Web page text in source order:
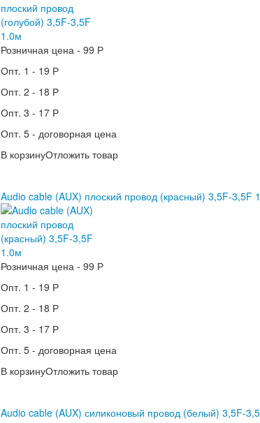
Розничная цена - 99 Р
Опт. 1 - 19 Р
Опт. 2 - 18 Р
Опт. 3 - 17 Р
Опт. 5 - договорная цена
В корзинуОтложить товар
Audio cable (AUX) плоский провод (красный) 3,5F-3,5F
Розничная цена - 99 Р
Опт. 1 - 19 Р
Опт. 2 - 18 Р
Опт. 3 - 17 Р
Опт. 5 - договорная цена
В корзинуОтложить товар
Audio cable (AUX) силиконовый провод (белый) 3,5F-